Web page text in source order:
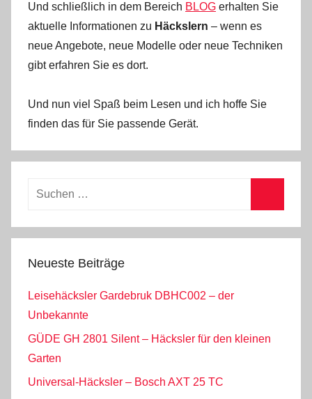
Und schließlich in dem Bereich BLOG erhalten Sie
aktuelle Informationen zu Häckslern – wenn es
neue Angebote, neue Modelle oder neue Techniken
gibt erfahren Sie es dort.
Und nun viel Spaß beim Lesen und ich hoffe Sie
finden das für Sie passende Gerät.
Neueste Beiträge
Leisehäcksler Gardebruk DBHC002 – der
Unbekannte
GÜDE GH 2801 Silent – Häcksler für den kleinen
Garten
Universal-Häcksler – Bosch AXT 25 TC